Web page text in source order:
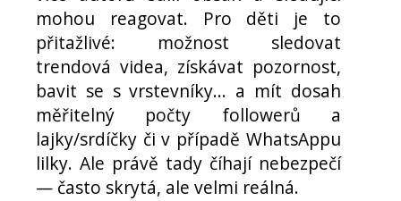
mohou reagovat. Pro děti je to
přitažlivé: možnost sledovat
trendová videa, získávat pozornost,
bavit se s vrstevníky... a mít dosah
měřitelný počty followerů a
lajky/srdíčky či v případě WhatsAppu
lilky. Ale právě tady číhají nebezpečí
— často skrytá, ale velmi reálná.